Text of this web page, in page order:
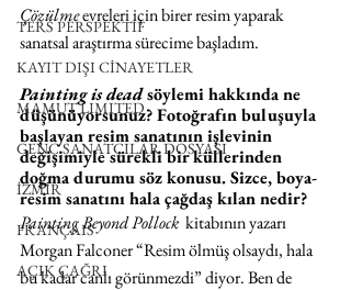
TERS PERSPEKTİF
KAYIT DIŞI CİNAYETLER
MAMUT LIMITED
GENÇ SANATÇILAR DOSYASI
İZMİR
FRANÇAIS
AÇIK ÇAĞRI
Çözülme evreleri için birer resim yaparak
sanatsal araştırma sürecime başladım.
Painting is dead söylemi hakkında ne
düşünüyorsunuz? Fotoğrafın buluşuyla
başlayan resim sanatının işlevinin
değişimiyle sürekli bir küllerinden
doğma durumu söz konusu. Sizce, boya-
resim sanatını hala çağdaş kılan nedir?
Painting Beyond Pollock
  kitabının yazarı
Morgan Falconer “Resim ölmüş olsaydı, hala
bu kadar canlı görünmezdi” diyor. Ben de